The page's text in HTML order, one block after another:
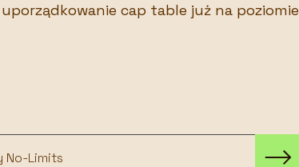
cap table już na poziomie
No-Limits